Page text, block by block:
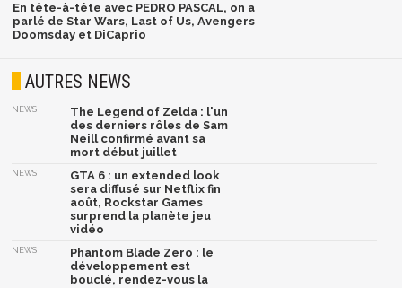
En tête-à-tête avec PEDRO PASCAL, on a
parlé de Star Wars, Last of Us, Avengers
Doomsday et DiCaprio
AUTRES NEWS
NEWS
The Legend of Zelda : l'un
des derniers rôles de Sam
Neill confirmé avant sa
mort début juillet
NEWS
GTA 6 : un extended look
sera diffusé sur Netflix fin
août, Rockstar Games
surprend la planète jeu
vidéo
NEWS
Phantom Blade Zero : le
développement est
bouclé, rendez-vous la